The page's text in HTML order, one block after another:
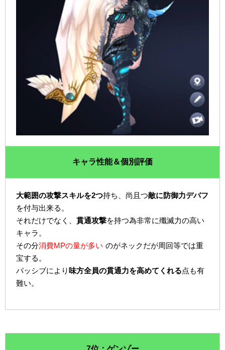
キャラ性能＆個別評価
大範囲の攻撃スキルを2つ持ち、尚且つ敵に防御力デバフ
を付与出来る。
それだけでなく、貫通攻撃を持つ為非常に殲滅力の高い
キャラ。
その分消費MPの量が多い のがネックだが周回等では重
宝する。
パッシブにより味方全員の貫通力を高めてくれる点も有
難い。